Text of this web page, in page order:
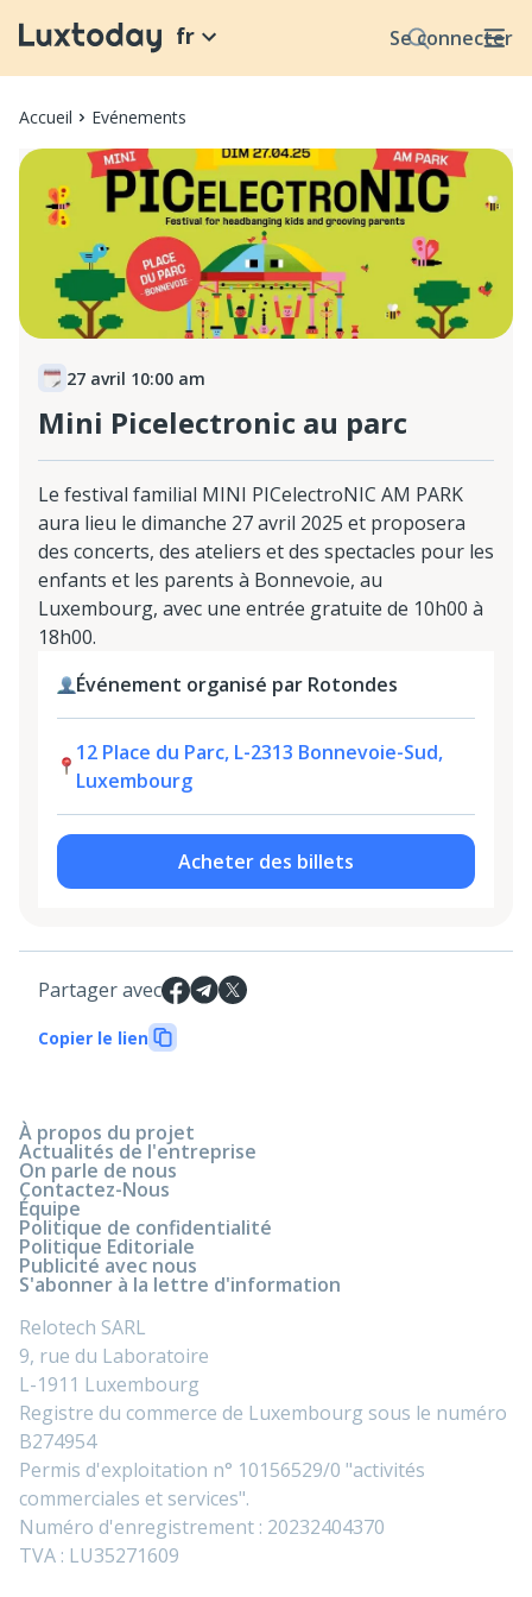
Se connecter
fr
Accueil Evénements
27 avril 10:00 am
Mini Picelectronic au parc
Le festival familial MINI PICelectroNIC AM PARK
aura lieu le dimanche 27 avril 2025 et proposera
des concerts, des ateliers et des spectacles pour les
enfants et les parents à Bonnevoie, au
Luxembourg, avec une entrée gratuite de 10h00 à
18h00.
Événement organisé par Rotondes
12 Place du Parc, L-2313 Bonnevoie-Sud,
Luxembourg
Acheter des billets
Partager avec
Copier le lien
À propos du projet
Actualités de l'entreprise
On parle de nous
Contactez-Nous
Équipe
Politique de confidentialité
Politique Editoriale
Publicité avec nous
S'abonner à la lettre d'information
Relotech SARL
9, rue du Laboratoire
L-1911 Luxembourg
Registre du commerce de Luxembourg sous le numéro
B274954
Permis d'exploitation n° 10156529/0 "activités
commerciales et services".
Numéro d'enregistrement : 20232404370
TVA : LU35271609